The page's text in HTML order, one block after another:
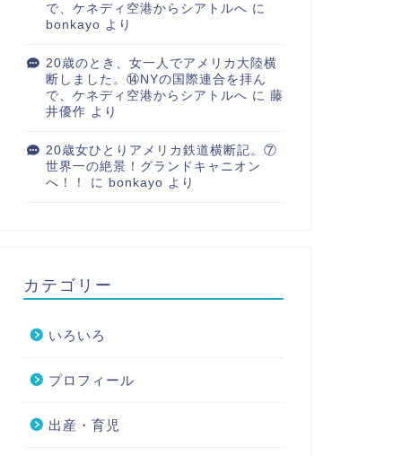
で、ケネディ空港からシアトルへ に
bonkayo より
20歳のとき、女一人でアメリカ大陸横
断しました。⑭NYの国際連合を拝ん
で、ケネディ空港からシアトルへ に 藤
井優作 より
20歳女ひとりアメリカ鉄道横断記。⑦
世界一の絶景！グランドキャニオン
へ！！
に bonkayo より
カテゴリー
いろいろ
プロフィール
出産・育児